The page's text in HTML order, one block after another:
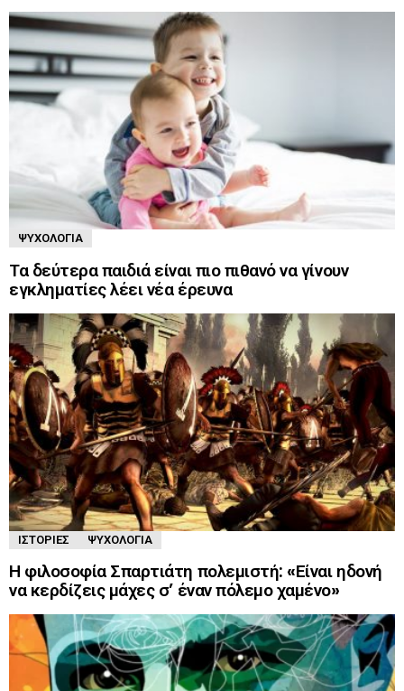
ΨΥΧΟΛΟΓΊΑ
Τα δεύτερα παιδιά είναι πιο πιθανό να γίνουν
εγκληματίες λέει νέα έρευνα
ΙΣΤΟΡΊΕΣ ΨΥΧΟΛΟΓΊΑ
Η φιλοσοφία Σπαρτιάτη πολεμιστή: «Είναι ηδονή
να κερδίζεις μάχες σ’ έναν πόλεμο χαμένο»